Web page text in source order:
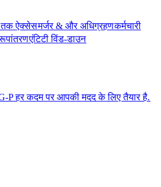
तक ऐक्सेस​​मर्जर & और अधिग्रहण​​कर्मचारी
एंटिटी विंड-डाउन​​
P हर कदम पर आपकी मदद के लिए तैयार है.​​